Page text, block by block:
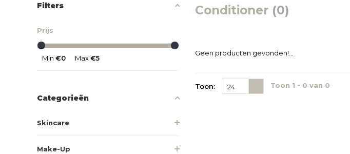
Filters
Prijs
Min €0 Max€5
Categorieën
Skincare
Make-Up
Conditioner (0)
Geen producten gevonden!...
Toon: 24 Toon 1 - 0 van 0